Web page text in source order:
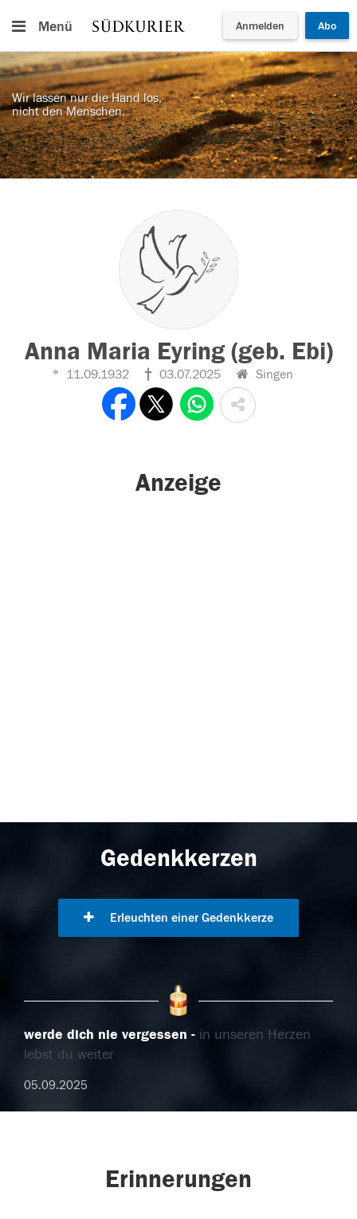
Menü Anmelden Abo
Wir lassen nur die Hand los,
nicht den Menschen.
Anna Maria Eyring (geb. Ebi)
11.09.1932 03.07.2025 Singen
Anzeige
Gedenkkerzen
Erleuchten einer Gedenkkerze
werde dich nie vergessen
in unseren Herzen
lebst du weiter
05.09.2025
Erinnerungen